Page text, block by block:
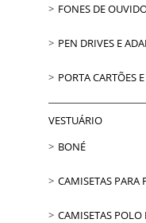
FONES DE
PEN DRIVES E
PORTA CARTÕES
VESTUÁRIO
BONÉ
CAMISETAS PARA
CAMISETAS POLO